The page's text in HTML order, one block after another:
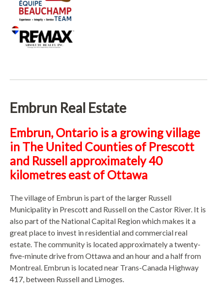
Embrun Real Estate
Embrun, Ontario is a growing village
in The United Counties of Prescott
and Russell approximately 40
kilometres east of Ottawa
The village of Embrun is part of the larger Russell
Municipality in Prescott and Russell on the Castor River. It is
also part of the National Capital Region which makes it a
great place to invest in residential and commercial real
estate. The community is located approximately a twenty-
five-minute drive from Ottawa and an hour and a half from
Montreal. Embrun is located near Trans-Canada Highway
417, between Russell and Limoges.